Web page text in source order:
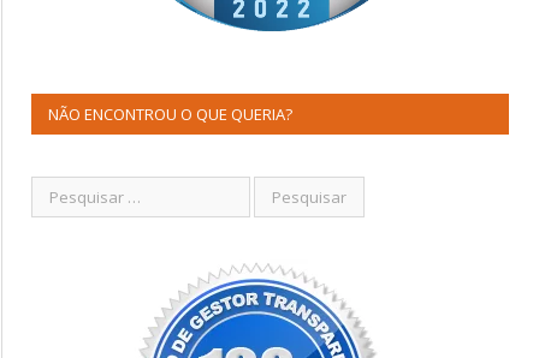
NÃO ENCONTROU O QUE QUERIA?